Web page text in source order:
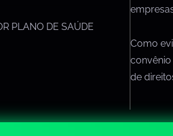
PLANO DE SAÚDE
Como
de